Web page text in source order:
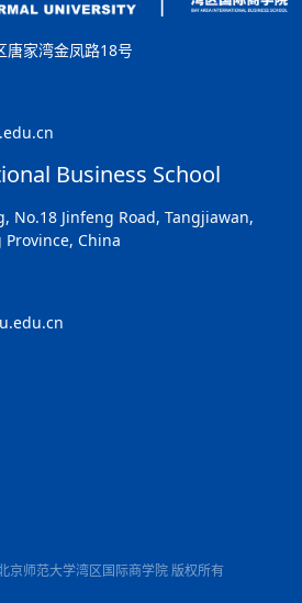
唐家湾金凤路18号
Business School
No.18 Jinfeng Road, Tangjiawan,
China
师范大学湾区国际商学院 版权所有